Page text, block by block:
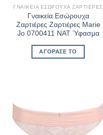
ΓΝΑΙΚΕΊΑ ΕΣΏΡΟΥΧΑ ΖΑΡΤΙΈΡΕΣ
Γναικεία Εσώρουχα
Ζαρτιέρες Ζαρτιέρες Marie
Jo 0700411 NAT Ύφασμα
ΑΓΌΡΑΣΈ ΤΟ